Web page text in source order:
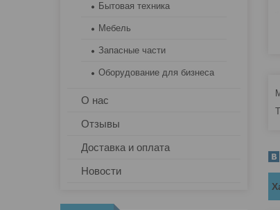
Бытовая техника
Мебель
Запасные части
Оборудование для бизнеса
О нас
Отзывы
Доставка и оплата
Новости